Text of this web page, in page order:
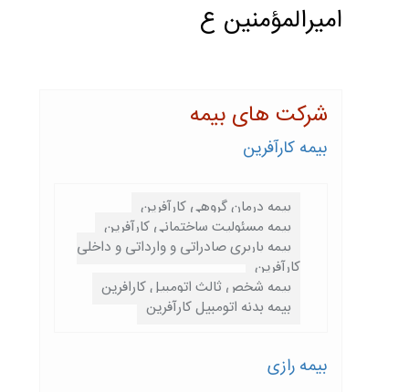
اميرالمؤمنين ع
شرکت های بیمه
بیمه کارآفرین
بیمه درمان گروهی کارآفرین
بیمه مسئولیت ساختمانی کارآفرین
بیمه باربری صادراتی و وارداتی و داخلی
کارآفرین
بیمه شخص ثالث اتومبیل کارافرین
بیمه بدنه اتومبیل کارآفرین
بیمه رازی